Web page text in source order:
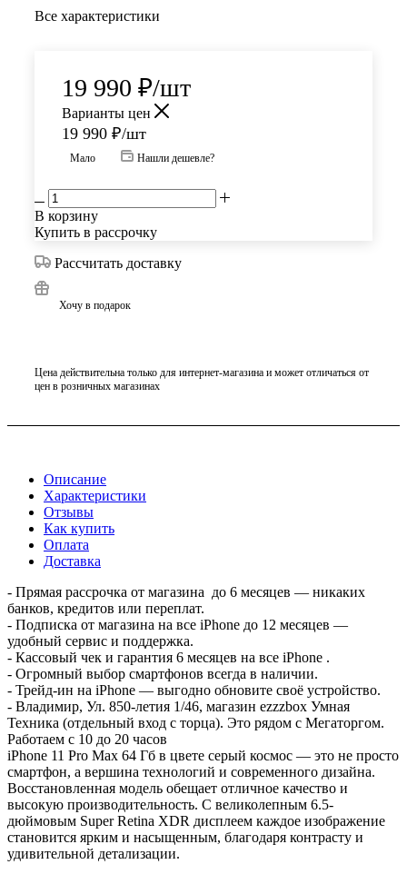
Все характеристики
19 990 ₽/шт
Варианты цен
19 990 ₽/шт
Мало Нашли дешевле?
В корзину
Купить в рассрочку
Рассчитать доставку
Хочу в подарок
Цена действительна только для интернет-магазина и может отличаться от
цен в розничных магазинах
Описание
Характеристики
Отзывы
Как купить
Оплата
Доставка
- Прямая рассрочка от магазина до 6 месяцев — никаких
банков, кредитов или переплат.
- Подписка от магазина на все iPhone до 12 месяцев —
удобный сервис и поддержка.
- Кассовый чек и гарантия 6 месяцев на все iPhone .
- Огромный выбор смартфонов всегда в наличии.
- Трейд-ин на iPhone — выгодно обновите своё устройство.
- ⁠Владимир, Ул. 850-летия 1/46, магазин ezzzbox Умная
Техника (отдельный вход с торца). Это рядом с Мегаторгом.
Работаем с 10 до 20 часов
iPhone 11 Pro Max 64 Гб в цвете серый космос — это не просто
смартфон, а вершина технологий и современного дизайна.
Восстановленная модель обещает отличное качество и
высокую производительность. С великолепным 6.5-
дюймовым Super Retina XDR дисплеем каждое изображение
становится ярким и насыщенным, благодаря контрасту и
удивительной детализации.